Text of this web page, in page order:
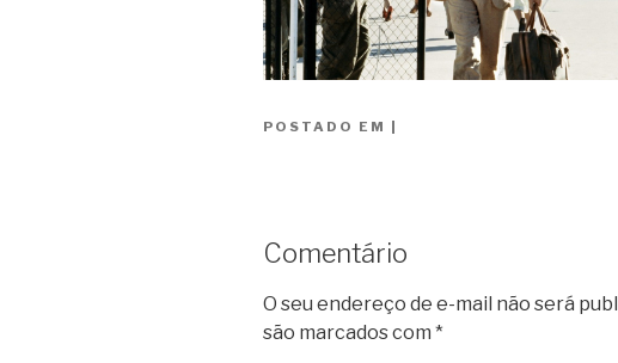
POSTADO EM |
Comentário
O seu endereço de e-mail não será
são marcados com *